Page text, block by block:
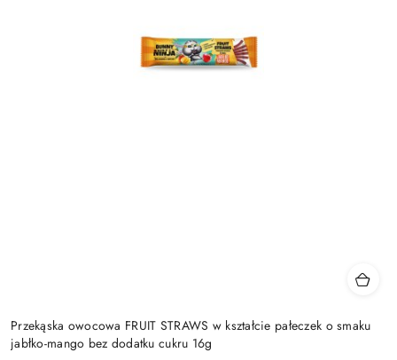
Przekąska owocowa FRUIT STRAWS w kształcie pałeczek o smaku
jabłko-mango bez dodatku cukru 16g